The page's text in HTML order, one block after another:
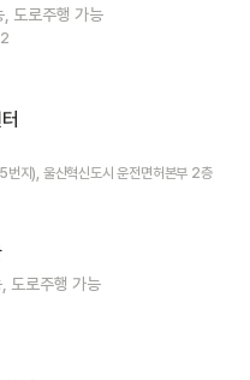
도로주행 가능
지), 울산혁신도시 운전면허본부 2층
도로주행 가능